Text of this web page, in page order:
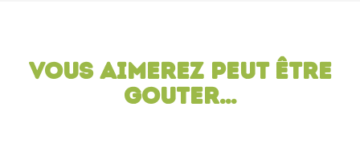
Vous aimerez peut être
gouter…